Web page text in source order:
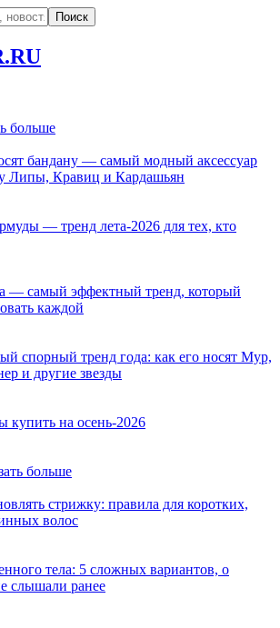
больше
бандану — самый модный аксессуар
Липы, Кравиц и Кардашьян
— тренд лета-2026 для тех, кто
— самый эффектный тренд, который
каждой
спорный тренд года: как его носят Мур,
и другие звезды
купить на осень-2026
больше
стрижку: правила для коротких,
волос
тела: 5 сложных вариантов, о
слышали ранее